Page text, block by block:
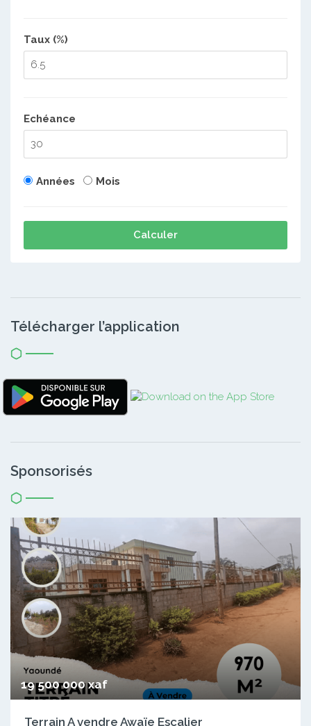
Taux (%)
Echéance
Années Mois
Calculer
Télécharger l’application
Sponsorisés
19 500 000 xaf
Terrain A vendre Awaïe Escalier